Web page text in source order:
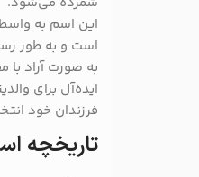
این اسم به
است و به طور
به صورت آراد با
ایده‌آل برای
فرزندان خود
تاریخچه